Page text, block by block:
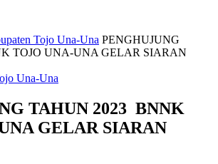
Tojo Una-Una PENGHUJUNG
TOJO UNA-UNA GELAR SIARAN
Una-Una
TAHUN 2023 BNNK
GELAR SIARAN